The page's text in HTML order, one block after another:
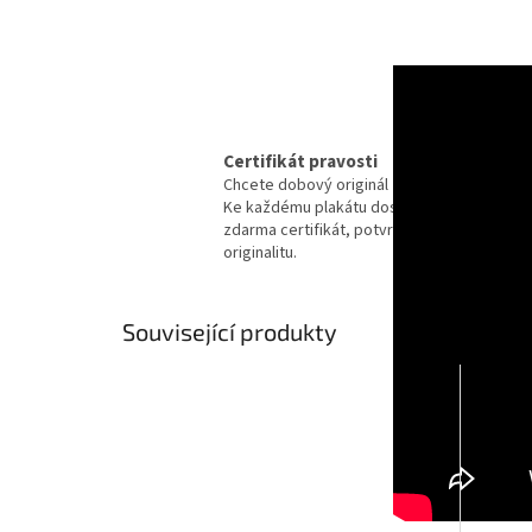
Certifikát pravosti
Chcete dobový originál z kina?
Ke každému plakátu dostanete
zdarma certifikát, potvrzující
originalitu.
Související produkty